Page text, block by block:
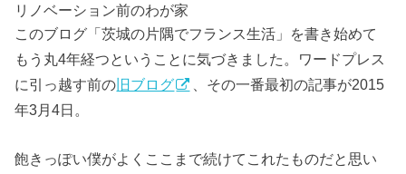
リノベーション前のわが家
このブログ「茨城の片隅でフランス生活」を書き始めて
もう丸4年経つということに気づきました。ワードプレス
に引っ越す前の 旧ブログ
、その一番最初の記事が2015
年3月4日。
飽きっぽい僕がよくここまで続けてこれたものだと思い